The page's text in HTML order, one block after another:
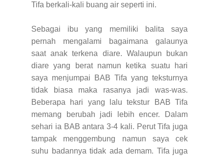
Tifa berkali-kali buang air seperti ini.
Sebagai ibu yang memiliki balita saya
pernah mengalami bagaimana galaunya
saat anak terkena diare. Walaupun bukan
diare yang berat namun ketika suatu hari
saya menjumpai BAB Tifa yang teksturnya
tidak biasa maka rasanya jadi was-was.
Beberapa hari yang lalu tekstur BAB Tifa
memang berubah jadi lebih encer. Dalam
sehari ia BAB antara 3-4 kali. Perut Tifa juga
tampak menggembung namun saya cek
suhu badannya tidak ada demam. Tifa juga